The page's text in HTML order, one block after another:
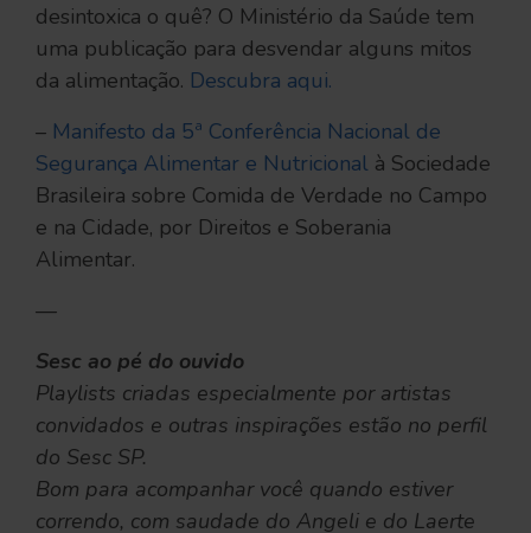
desintoxica o quê? O Ministério da Saúde tem
uma publicação para desvendar alguns mitos
da alimentação. Descubra aqui.
– Manifesto da 5ª Conferência Nacional de
Segurança Alimentar e Nutricional à Sociedade
Brasileira sobre Comida de Verdade no Campo
e na Cidade, por Direitos e Soberania
Alimentar.
—
Sesc ao pé do ouvido
Playlists criadas especialmente por artistas
convidados e outras inspirações estão no perfil
do Sesc SP.
Bom para acompanhar você quando estiver
correndo, com saudade do Angeli e do Laerte